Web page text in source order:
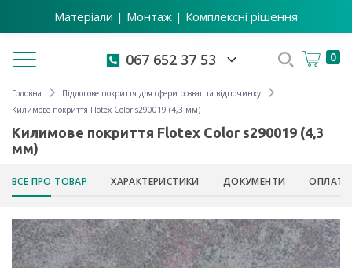
Матеріали | Монтаж | Комплексні рішення
Toggle navigation 067 652 37 53 0
Головна
Підлогове покриття для сфери розваг та відпочинку
Килимове покриття Flotex Color s290019 (4,3 мм)
Килимове покриття Flotex Color s290019 (4,3
мм)
ВСЕ ПРО ТОВАР ХАРАКТЕРИСТИКИ ДОКУМЕНТИ ОПЛАТА